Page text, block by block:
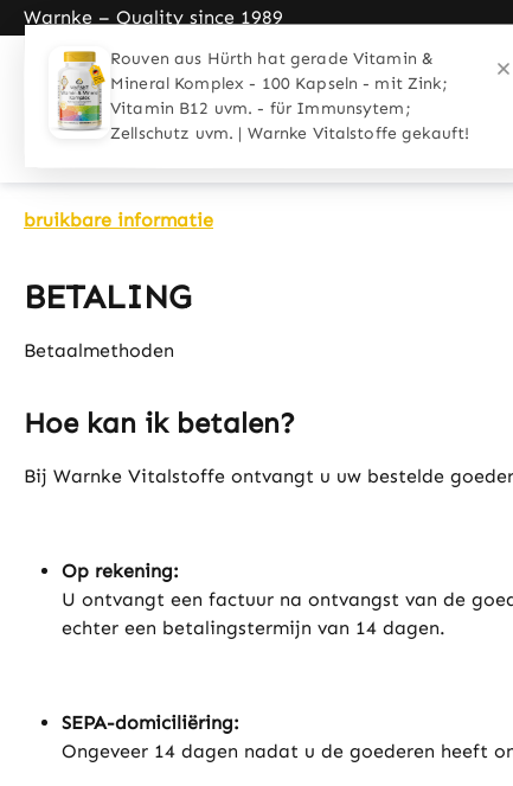
Skip to main navigation
Warnke – Quality since 1989
Home Toepassingen
Coupon
bruikbare informatie
BETALING
Betaalmethoden
Hoe kan ik betalen?
Bij Warnke Vitalstoffe ontvangt u uw bestelde
Op rekening:
U ontvangt een factuur na ontvangst van de
echter een betalingstermijn van 14 dagen.
SEPA-domiciliëring:
Ongeveer 14 dagen nadat u de goederen heeft
Rouven aus Hürth hat gerade Vitamin &
Mineral Komplex - 100 Kapseln - mit Zink;
Vitamin B12 uvm. - für Immunsytem;
Zellschutz uvm. | Warnke Vitalstoffe gekauft!